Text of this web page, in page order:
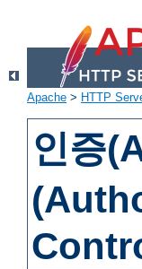
Apache > HTTP
인증